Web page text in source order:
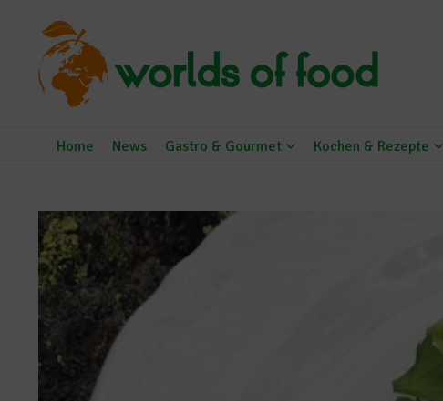
Home News Gastro & Gourmet Kochen & Rezepte